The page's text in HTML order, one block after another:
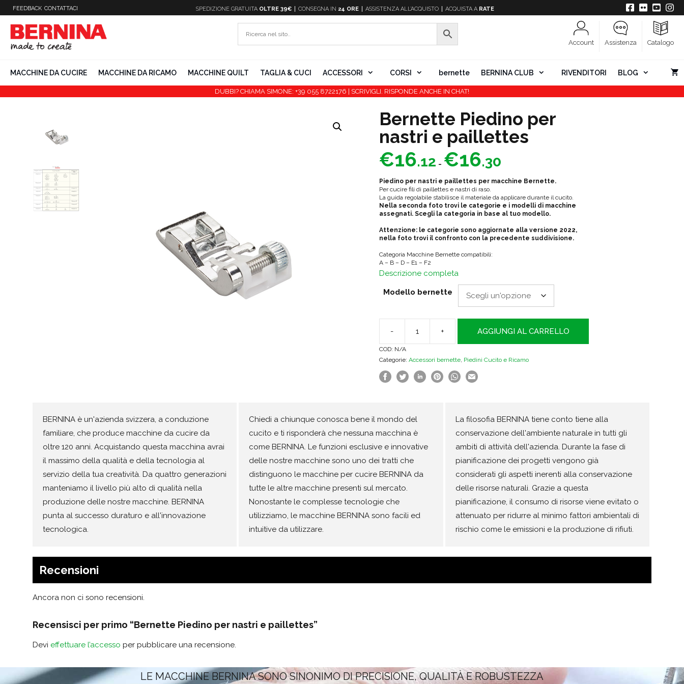
contenuto
FEEDBACK CONTATTACI SPEDIZIONE GRATUITA OLTRE 39€ CONSEGNA IN 24 ORE ASSISTENZA ALL’ACQUISTO ACQUISTA A RATE
Account Assistenza Catalogo
MACCHINE DA CUCIRE MACCHINE DA RICAMO MACCHINE QUILT TAGLIA & CUCI ACCESSORI CORSI bernette BERNINA CLUB RIVENDITORI BLOG
DUBBI? CHIAMA SIMONE: +39 055 8722176 | SCRIVIGLI. RISPONDE ANCHE IN CHAT!
Bernette Piedino per
nastri e paillettes
€16.12 - €16.30di
€16.12
a
€16.30
Piedino per nastri e paillettes per macchine Bernette.
Per cucire fili di paillettes e nastri di raso.
La guida regolabile stabilisce il materiale da applicare durante il cucito.
Nella seconda foto trovi le categorie e i modelli di macchine
assegnati. Scegli la categoria in base al tuo modello.
Attenzione: le categorie sono aggiornate alla versione 2022,
nella foto trovi il confronto con la precedente suddivisione.
Categoria Macchine Bernette compatibili:
A – B – D – E1 – F2
Descrizione completa
Modello bernette
-
Piedino
per
nastri
quantità
+ AGGIUNGI AL CARRELLO
COD: N/A
Categorie: Accessori bernette, Piedini Cucito e Ricamo
BERNINA è un'azienda svizzera, a conduzione
familiare, che produce macchine da cucire da
oltre 120 anni. Acquistando questa macchina avrai
il massimo della qualità e della tecnologia al
servizio della tua creatività. Da quattro generazioni
manteniamo il livello più alto di qualità nella
produzione delle nostre macchine. BERNINA
punta al successo duraturo e all'innovazione
tecnologica.
Chiedi a chiunque conosca bene il mondo del
cucito e ti risponderà che nessuna macchina è
come BERNINA. Le funzioni esclusive e innovative
delle nostre macchine sono uno dei tratti che
distinguono le macchine per cucire BERNINA da
tutte le altre macchine presenti sul mercato.
Nonostante le complesse tecnologie che
utilizziamo, le macchine BERNINA sono facili ed
intuitive da utilizzare.
La filosofia BERNINA tiene conto tiene alla
conservazione dell'ambiente naturale in tutti gli
ambiti di attività dell'azienda. Durante la fase di
pianificazione dei progetti vengono già
considerati gli aspetti inerenti alla conservazione
delle risorse naturali. Grazie a questa
pianificazione, il consumo di risorse viene evitato o
attenuato per ridurre al minimo fattori ambientali di
rischio come le emissioni e la produzione di rifiuti.
Recensioni
Ancora non ci sono recensioni.
Recensisci per primo “Bernette Piedino per nastri e paillettes”
Devi effettuare l’accesso per pubblicare una recensione.
LE MACCHINE BERNINA SONO SINONIMO DI PRECISIONE, QUALITÀ E ROBUSTEZZA